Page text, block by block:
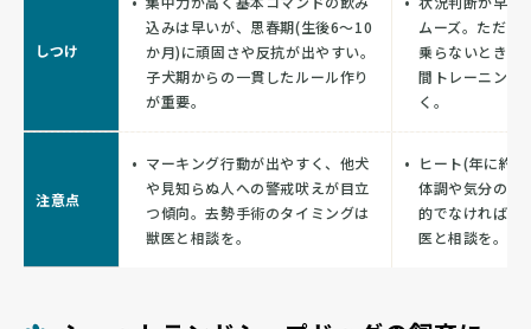
しつけ
込みは早いが、思春期(生後6〜10
か月)に頑固さや反抗が出やすい。
子犬期からの一貫したルール作り
が重要。
ムーズ。ただし
乗らないときは
間トレーニング
く。
注意点
マーキング行動が出やすく、他犬
や見知らぬ人への警戒吠えが目立
つ傾向。去勢手術のタイミングは
獣医と相談を。
ヒート(年に約2
体調や気分の変
的でなければ避
医と相談を。